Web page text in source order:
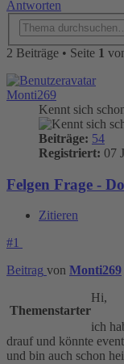
Antworten
2 Beiträge • Seite 1
Monti269
Kennt sich
Beiträge: 54
Registriert: 07
Felgen Frage -
Zitieren
#1
Beitrag von Monti269
Themenstarter
Hi,
ich
drauf und könnte
und bin auch schon